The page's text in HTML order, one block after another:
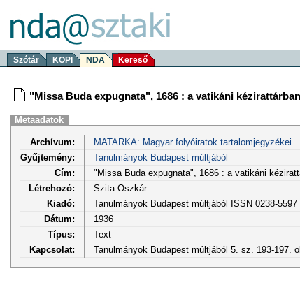
Szótár KOPI NDA Kereső
"Missa Buda expugnata", 1686 : a vatikáni
Metaadatok
Archívum:
MATARKA: Magyar folyóiratok tartalomjegyzékei
Gyűjtemény:
Tanulmányok Budapest múltjából
Cím:
"Missa Buda expugnata", 1686 : a vatikáni
Létrehozó:
Szita Oszkár
Kiadó:
Tanulmányok Budapest múltjából ISSN 0238-5597
Dátum:
1936
Típus:
Text
Kapcsolat:
Tanulmányok Budapest múltjából 5. sz. 193-197.